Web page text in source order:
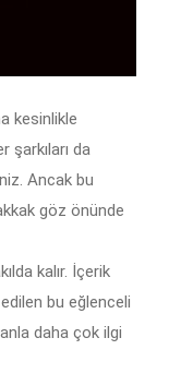
kesinlikle
şarkıları da
Ancak bu
göz önünde
kalır. İçerik
bu eğlenceli
daha çok ilgi